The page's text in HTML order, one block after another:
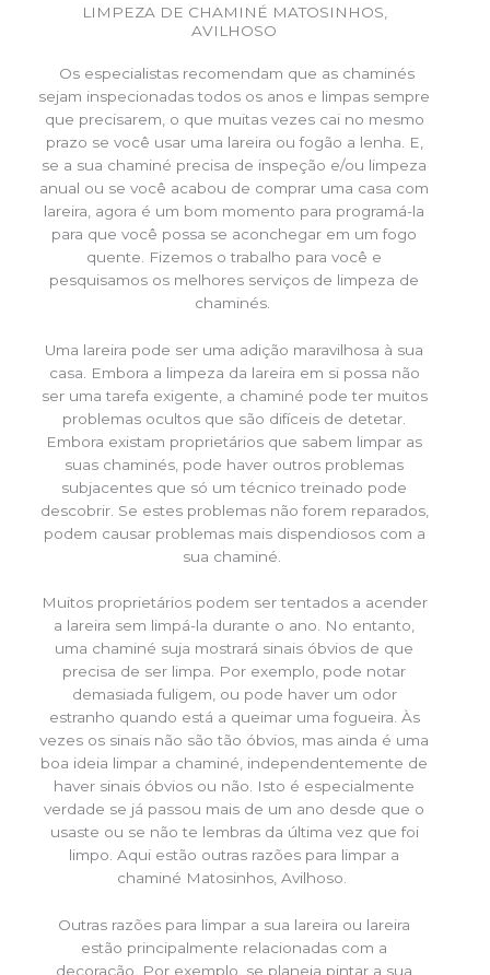
LIMPEZA DE CHAMINÉ MATOSINHOS,
AVILHOSO
Os especialistas recomendam que as chaminés
sejam inspecionadas todos os anos e limpas sempre
que precisarem, o que muitas vezes cai no mesmo
prazo se você usar uma lareira ou fogão a lenha. E,
se a sua chaminé precisa de inspeção e/ou limpeza
anual ou se você acabou de comprar uma casa com
lareira, agora é um bom momento para programá-la
para que você possa se aconchegar em um fogo
quente. Fizemos o trabalho para você e
pesquisamos os melhores serviços de limpeza de
chaminés.
Uma lareira pode ser uma adição maravilhosa à sua
casa. Embora a limpeza da lareira em si possa não
ser uma tarefa exigente, a chaminé pode ter muitos
problemas ocultos que são difíceis de detetar.
Embora existam proprietários que sabem limpar as
suas chaminés, pode haver outros problemas
subjacentes que só um técnico treinado pode
descobrir. Se estes problemas não forem reparados,
podem causar problemas mais dispendiosos com a
sua chaminé.
Muitos proprietários podem ser tentados a acender
a lareira sem limpá-la durante o ano. No entanto,
uma chaminé suja mostrará sinais óbvios de que
precisa de ser limpa. Por exemplo, pode notar
demasiada fuligem, ou pode haver um odor
estranho quando está a queimar uma fogueira. Às
vezes os sinais não são tão óbvios, mas ainda é uma
boa ideia limpar a chaminé, independentemente de
haver sinais óbvios ou não. Isto é especialmente
verdade se já passou mais de um ano desde que o
usaste ou se não te lembras da última vez que foi
limpo. Aqui estão outras razões para limpar a
chaminé Matosinhos, Avilhoso.
Outras razões para limpar a sua lareira ou lareira
estão principalmente relacionadas com a
decoração. Por exemplo, se planeia pintar a sua